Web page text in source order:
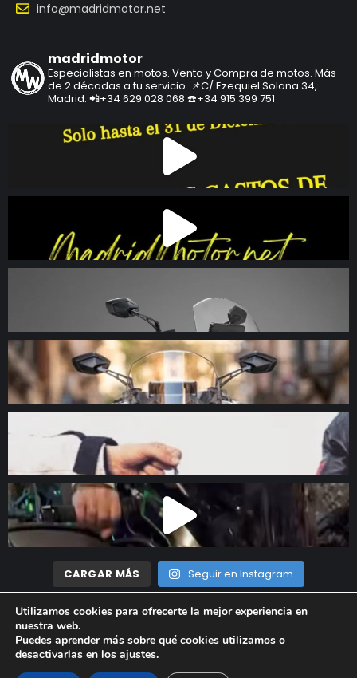
info@madridmotor.net
madridmotor
Especialistas en motos. Venta y Compra de motos. Más
de 2 décadas a tu servicio. 📌C/ Ezequiel Solana 34,
Madrid. 📲+34 629 028 068 ☎️+34 915 399 751
CARGAR MÁS Seguir en Instagram
Madrid Motor © 2023 Todos los derechos reservados |
Legal|Política de privacidad|
Utilizamos cookies para ofrecerte la mejor experiencia en
nuestra web.
Puedes aprender más sobre qué cookies utilizamos o
desactivarlas en los ajustes.